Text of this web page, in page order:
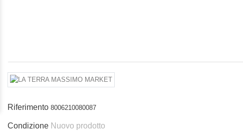
Riferimento 8006210080087
Condizione Nuovo prodotto